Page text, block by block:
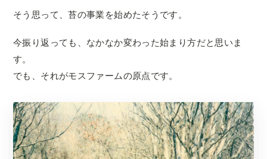
そう思って、苔の事業を始めたそうです。
今振り返っても、なかなか変わった始まり方だと思いま
す。
でも、それがモスファームの原点です。